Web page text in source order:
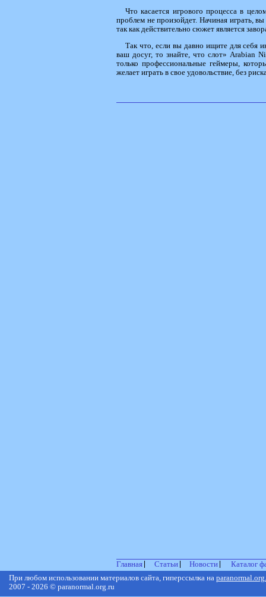
Что касается игрового процесса в
проблем не произойдет. Начиная играть,
так как действительно сюжет является
Так что, если вы давно ищите для себя
ваш досуг, то знайте, что слот» Arabian
только профессиональные геймеры,
желает играть в свое удовольствие, без
Главная Статьи Новости
Каталог
При любом использовании материалов сайта, гиперссылка на
2007 - 2026 © paranormal.org.ru